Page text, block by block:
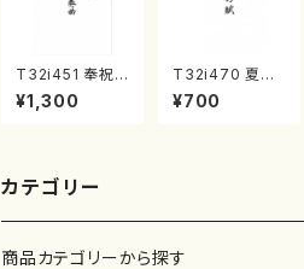
T32i451 奉祝
合奏曲（尺八/久
本玄智/楽譜）都
¥1,300
T32i470 夏草
の賦（尺八/野村
正峰/楽譜）都山
¥700
カテゴリー
商品カテゴリーから探す